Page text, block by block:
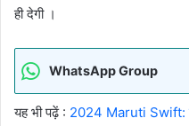
ही देगी ।
WhatsApp Group
यह भी पढ़ें : 2024 Maruti Swift: